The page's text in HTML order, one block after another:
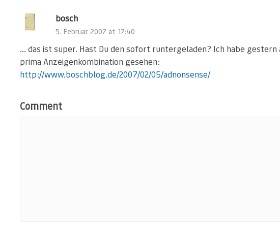
bosch
5. Februar 2007 at 17:40
… das ist super. Hast Du den sofort runtergeladen? Ich habe gestern
prima Anzeigenkombination gesehen:
http://www.boschblog.de/2007/02/05/adnonsense/
Comment